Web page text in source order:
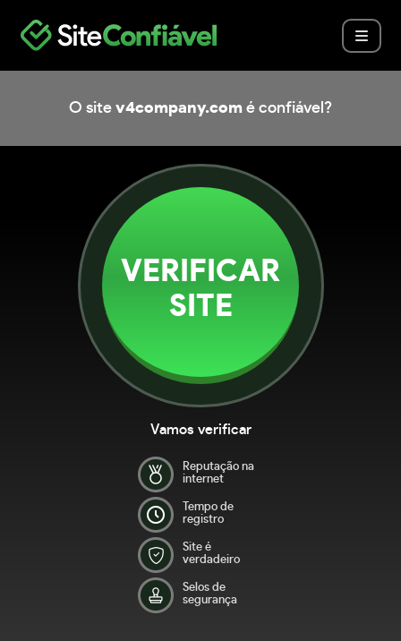
O site v4company.com é confiável?
VERIFICAR
SITE
Vamos verificar
Reputação na
internet
Tempo de
registro
Site é
verdadeiro
Selos de
segurança